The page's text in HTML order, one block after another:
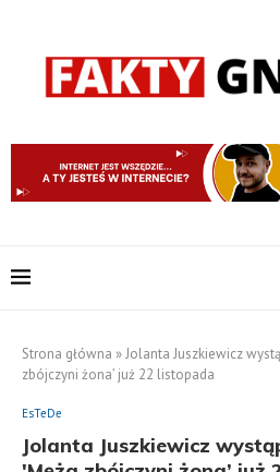
Strona główna »Jolanta Juszkiewicz
zbójczyni żona’ już 22 listopada
EsTeDe
Jolanta Juszkiewicz